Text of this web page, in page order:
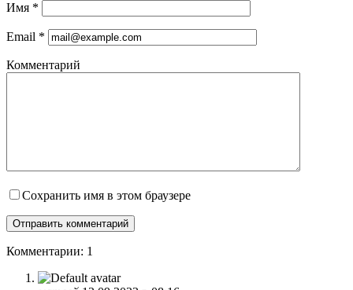
Имя *
Email *
Комментарий
Сохранить имя в этом браузере
Комментарии: 1